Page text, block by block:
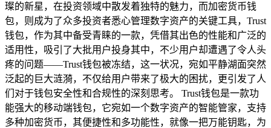
璨的新星，在投资领域中散发着独特的魅力，而加密货币钱
包，则成为了众多投资者悉心管理数字资产的关键工具，Trust
钱包，作为其中备受青睐的一款，凭借其出色的性能和广泛的
适用性，吸引了大批用户投身其中，不少用户却遭遇了令人头
疼的问题——Trust钱包被冻结，这一状况，宛如平静湖面突然
泛起的巨大涟漪，不仅给用户带来了极大的困扰，更引发了人
们对于钱包安全性和合规性的深刻思考。 Trust钱包是一款功
能强大的移动端钱包，它宛如一个数字资产的智能管家，支持
多种加密货币，其便捷性和多功能性，就像一把万能钥匙，为